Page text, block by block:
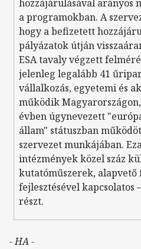
hozzájárulásával arányos
a programokban. A
hogy a befizetett
pályázatok útján
ESA tavaly végzett
jelenleg legalább 41
vállalkozás, egyetemi és
működik
évben úgynevezett
állam" státuszban
szervezet munkájában.
intézmények közel száz
kutatóműszerek, alapvető
fejlesztésével kapcsolatos
részt.
- HA -